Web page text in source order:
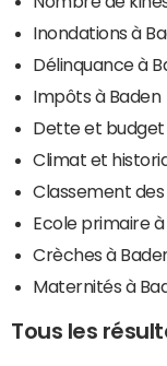
Inondations à
Délinquance à
Impôts à Baden
Dette et budget
Climat et
Classement
Ecole primaire à
Crèches à
Maternités à
Tous les